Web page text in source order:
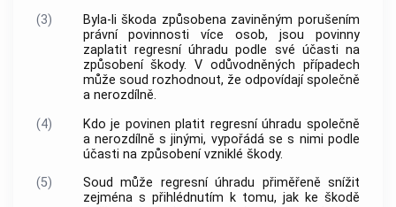
(3)
Byla-li škoda způsobena zaviněným porušením
právní povinnosti více osob, jsou povinny
zaplatit regresní úhradu podle své účasti na
způsobení škody. V odůvodněných případech
může soud rozhodnout, že odpovídají společně
a nerozdílně.
(4)
Kdo je povinen platit regresní úhradu společně
a nerozdílně s jinými, vypořádá se s nimi podle
účasti na způsobení vzniklé škody.
(5)
Soud může regresní úhradu přiměřeně snížit
zejména s přihlédnutím k tomu, jak ke škodě